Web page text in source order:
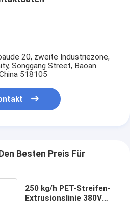
20, zweite Industriezone,
Songgang Street, Baoan
518105
Besten Preis Für
250 kg/h PET-Streifen-
Extrusionslinie 380V